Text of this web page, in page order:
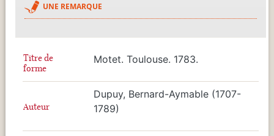
UNE REMARQUE
Titre de
forme
Motet. Toulouse. 1783.
Auteur
Dupuy, Bernard-Aymable (1707-
1789)